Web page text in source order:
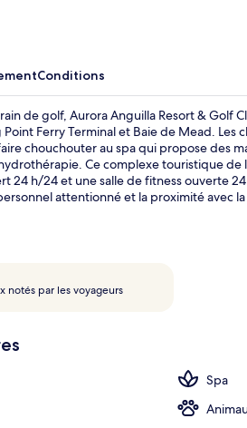
Conditions
de golf, Aurora Anguilla Resort & Golf
Ferry Terminal et Baie de Mead. Les
chouchouter au spa qui propose des
Ce complexe touristique
24 h/24 et une salle de fitness ouverte
attentionné et la proximité avec
notés par les voyageurs
Spa